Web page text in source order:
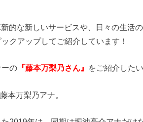
的な新しいサービスや、日々の生活
クアップしてご紹介しています！
の 『藤本万梨乃さん』 をご紹介した
本万梨乃アナ。